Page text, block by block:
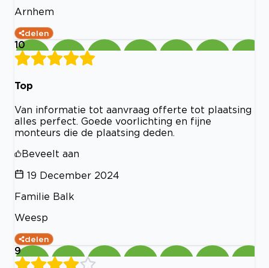
Arnhem
delen
10
Top
Van informatie tot aanvraag offerte tot plaatsing
alles perfect. Goede voorlichting en fijne
monteurs die de plaatsing deden.
Beveelt aan
19 December 2024
Familie Balk
Weesp
delen
9